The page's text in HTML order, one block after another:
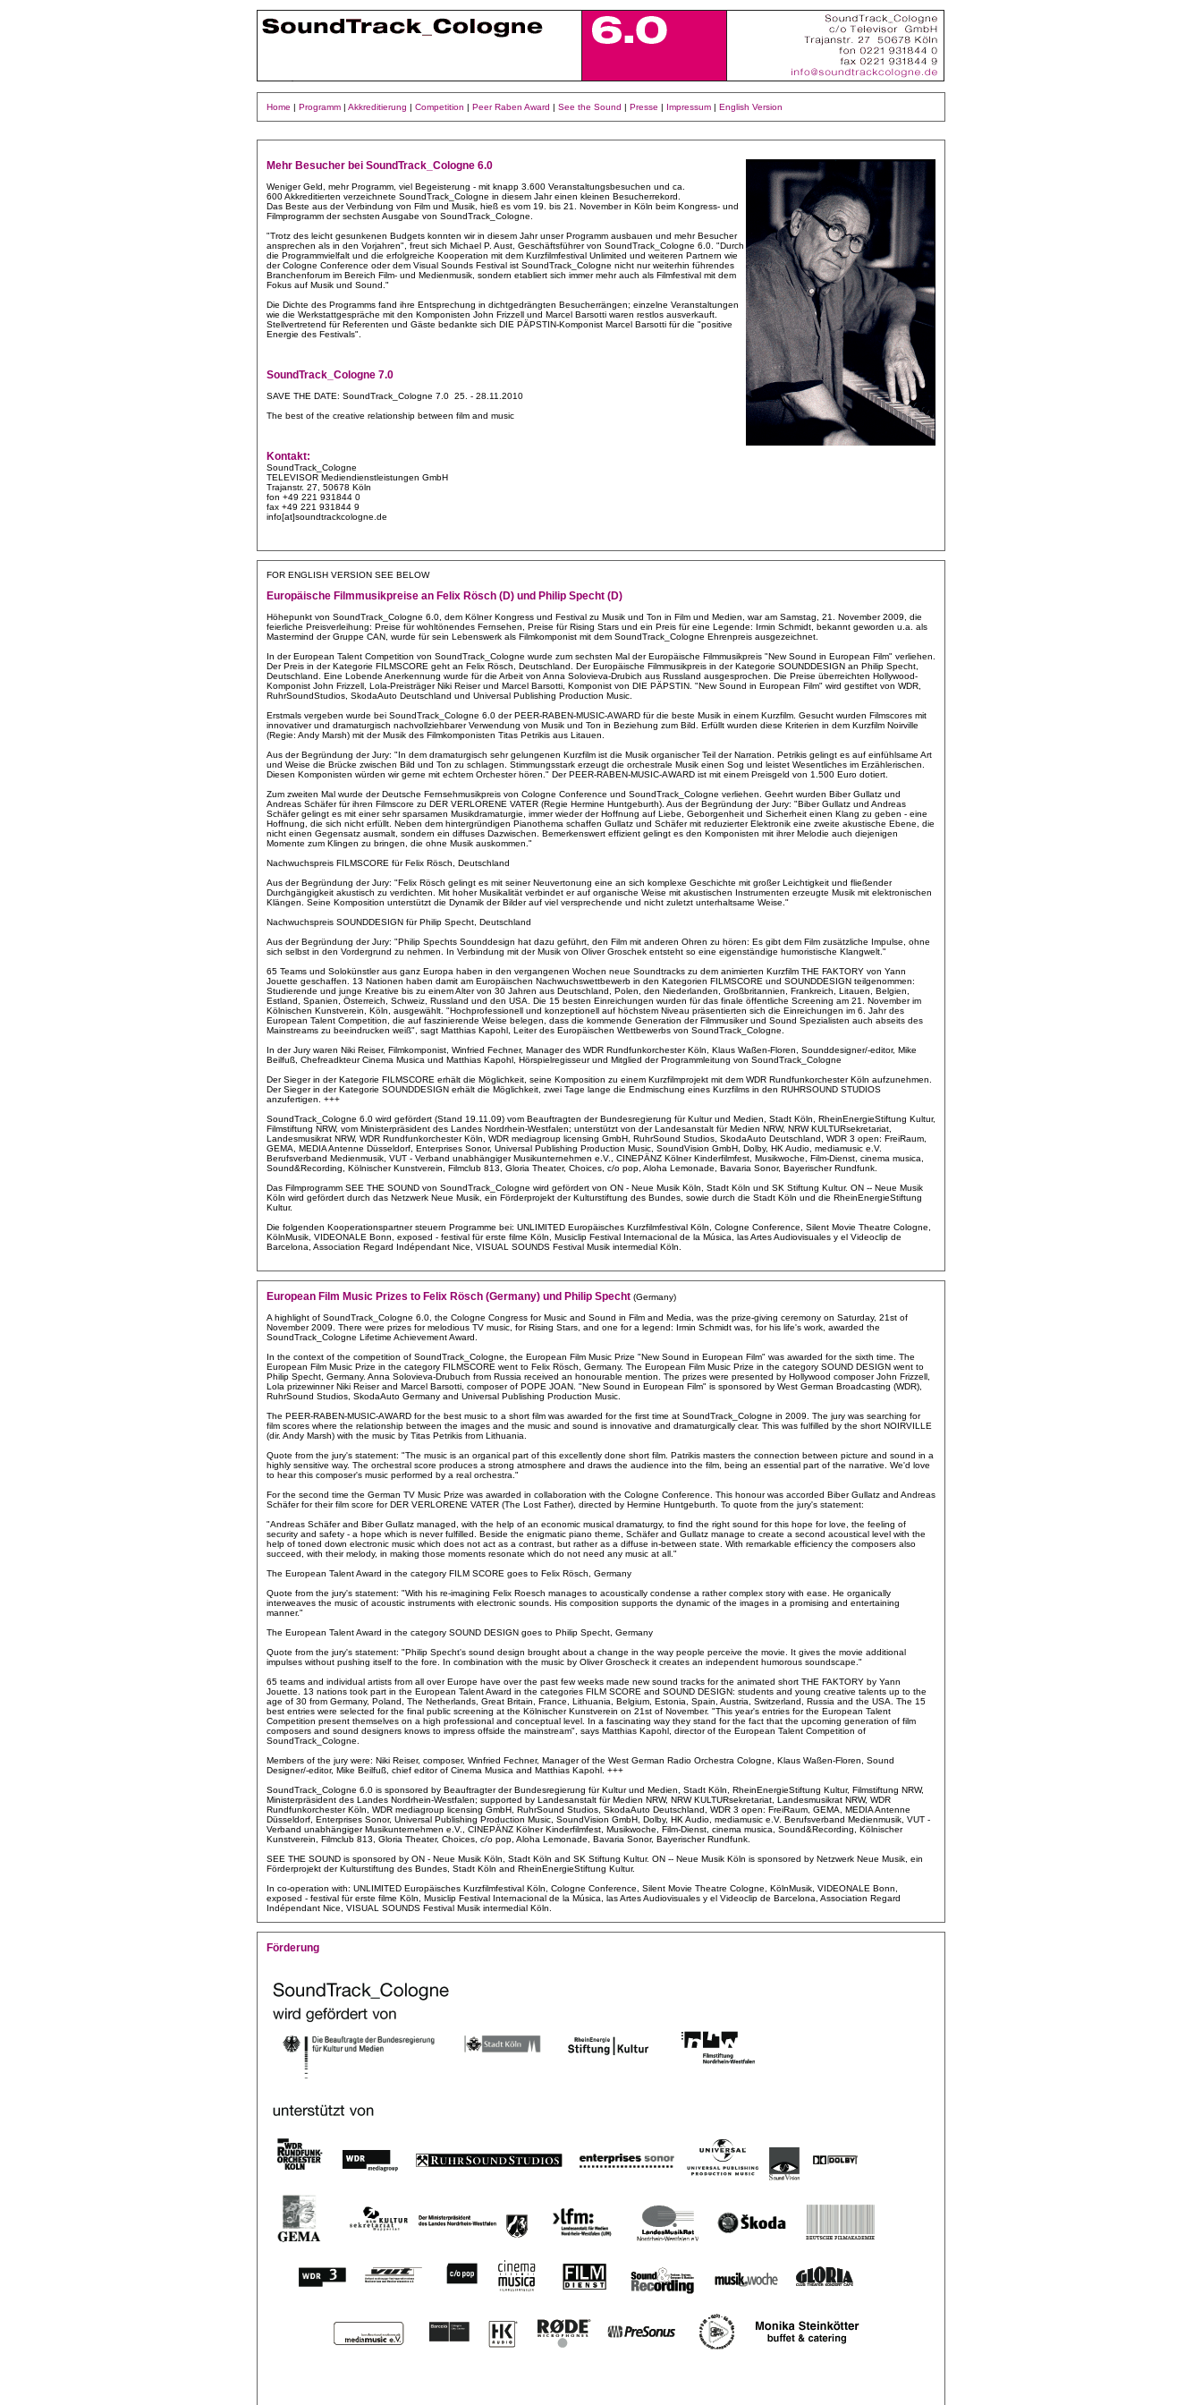
Home | Programm | Akkreditierung | Competition | Peer Raben Award | See the Sound | Presse | Impressum | English Version
Mehr Besucher bei SoundTrack_Cologne 6.0
Weniger Geld, mehr Programm, viel Begeisterung - mit knapp 3.600 Veranstaltungsbesuchen und ca.
600 Akkreditierten verzeichnete SoundTrack_Cologne in diesem Jahr einen kleinen Besucherrekord.
Das Beste aus der Verbindung von Film und Musik, hieß es vom 19. bis 21. November in Köln beim Kongress- und
Filmprogramm der sechsten Ausgabe von SoundTrack_Cologne.
"Trotz des leicht gesunkenen Budgets konnten wir in diesem Jahr unser Programm ausbauen und mehr Besucher
ansprechen als in den Vorjahren", freut sich Michael P. Aust, Geschäftsführer von SoundTrack_Cologne 6.0. "Durch
die Programmvielfalt und die erfolgreiche Kooperation mit dem Kurzfilmfestival Unlimited und weiteren Partnern wie
der Cologne Conference oder dem Visual Sounds Festival ist SoundTrack_Cologne nicht nur weiterhin führendes
Branchenforum im Bereich Film- und Medienmusik, sondern etabliert sich immer mehr auch als Filmfestival mit dem
Fokus auf Musik und Sound."
Die Dichte des Programms fand ihre Entsprechung in dichtgedrängten Besucherrängen; einzelne Veranstaltungen
wie die Werkstattgespräche mit den Komponisten John Frizzell und Marcel Barsotti waren restlos ausverkauft.
Stellvertretend für Referenten und Gäste bedankte sich DIE PÄPSTIN-Komponist Marcel Barsotti für die "positive
Energie des Festivals".
SoundTrack_Cologne 7.0
SAVE THE DATE: SoundTrack_Cologne 7.0 25. - 28.11.2010
The best of the creative relationship between film and music
Kontakt:
SoundTrack_Cologne
TELEVISOR Mediendienstleistungen GmbH
Trajanstr. 27, 50678 Köln
fon +49 221 931844 0
fax +49 221 931844 9
info[at]soundtrackcologne.de
FOR ENGLISH VERSION SEE BELOW
Europäische Filmmusikpreise an Felix Rösch (D) und Philip Specht (D)
Höhepunkt von SoundTrack_Cologne 6.0, dem Kölner Kongress und Festival zu Musik und Ton in Film und Medien, war am Samstag, 21. November 2009, die
feierliche Preisverleihung: Preise für wohltönendes Fernsehen, Preise für Rising Stars und ein Preis für eine Legende: Irmin Schmidt, bekannt geworden u.a. als
Mastermind der Gruppe CAN, wurde für sein Lebenswerk als Filmkomponist mit dem SoundTrack_Cologne Ehrenpreis ausgezeichnet.
In der European Talent Competition von SoundTrack_Cologne wurde zum sechsten Mal der Europäische Filmmusikpreis "New Sound in European Film" verliehen.
Der Preis in der Kategorie FILMSCORE geht an Felix Rösch, Deutschland. Der Europäische Filmmusikpreis in der Kategorie SOUNDDESIGN an Philip Specht,
Deutschland. Eine Lobende Anerkennung wurde für die Arbeit von Anna Solovieva-Drubich aus Russland ausgesprochen. Die Preise überreichten Hollywood-
Komponist John Frizzell, Lola-Preisträger Niki Reiser und Marcel Barsotti, Komponist von DIE PÄPSTIN. "New Sound in European Film" wird gestiftet von WDR,
RuhrSoundStudios, SkodaAuto Deutschland und Universal Publishing Production Music.
Erstmals vergeben wurde bei SoundTrack_Cologne 6.0 der PEER-RABEN-MUSIC-AWARD für die beste Musik in einem Kurzfilm. Gesucht wurden Filmscores mit
innovativer und dramaturgisch nachvollziehbarer Verwendung von Musik und Ton in Beziehung zum Bild. Erfüllt wurden diese Kriterien in dem Kurzfilm Noirville
(Regie: Andy Marsh) mit der Musik des Filmkomponisten Titas Petrikis aus Litauen.
Aus der Begründung der Jury: "In dem dramaturgisch sehr gelungenen Kurzfilm ist die Musik organischer Teil der Narration. Petrikis gelingt es auf einfühlsame Art
und Weise die Brücke zwischen Bild und Ton zu schlagen. Stimmungsstark erzeugt die orchestrale Musik einen Sog und leistet Wesentliches im Erzählerischen.
Diesen Komponisten würden wir gerne mit echtem Orchester hören." Der PEER-RABEN-MUSIC-AWARD ist mit einem Preisgeld von 1.500 Euro dotiert.
Zum zweiten Mal wurde der Deutsche Fernsehmusikpreis von Cologne Conference und SoundTrack_Cologne verliehen. Geehrt wurden Biber Gullatz und
Andreas Schäfer für ihren Filmscore zu DER VERLORENE VATER (Regie Hermine Huntgeburth). Aus der Begründung der Jury: "Biber Gullatz und Andreas
Schäfer gelingt es mit einer sehr sparsamen Musikdramaturgie, immer wieder der Hoffnung auf Liebe, Geborgenheit und Sicherheit einen Klang zu geben - eine
Hoffnung, die sich nicht erfüllt. Neben dem hintergründigen Pianothema schaffen Gullatz und Schäfer mit reduzierter Elektronik eine zweite akustische Ebene, die
nicht einen Gegensatz ausmalt, sondern ein diffuses Dazwischen. Bemerkenswert effizient gelingt es den Komponisten mit ihrer Melodie auch diejenigen
Momente zum Klingen zu bringen, die ohne Musik auskommen."
Nachwuchspreis FILMSCORE für Felix Rösch, Deutschland
Aus der Begründung der Jury: "Felix Rösch gelingt es mit seiner Neuvertonung eine an sich komplexe Geschichte mit großer Leichtigkeit und fließender
Durchgängigkeit akustisch zu verdichten. Mit hoher Musikalität verbindet er auf organische Weise mit akustischen Instrumenten erzeugte Musik mit elektronischen
Klängen. Seine Komposition unterstützt die Dynamik der Bilder auf viel versprechende und nicht zuletzt unterhaltsame Weise."
Nachwuchspreis SOUNDDESIGN für Philip Specht, Deutschland
Aus der Begründung der Jury: "Philip Spechts Sounddesign hat dazu geführt, den Film mit anderen Ohren zu hören: Es gibt dem Film zusätzliche Impulse, ohne
sich selbst in den Vordergrund zu nehmen. In Verbindung mit der Musik von Oliver Groschek entsteht so eine eigenständige humoristische Klangwelt."
65 Teams und Solokünstler aus ganz Europa haben in den vergangenen Wochen neue Soundtracks zu dem animierten Kurzfilm THE FAKTORY von Yann
Jouette geschaffen. 13 Nationen haben damit am Europäischen Nachwuchswettbewerb in den Kategorien FILMSCORE und SOUNDDESIGN teilgenommen:
Studierende und junge Kreative bis zu einem Alter von 30 Jahren aus Deutschland, Polen, den Niederlanden, Großbritannien, Frankreich, Litauen, Belgien,
Estland, Spanien, Österreich, Schweiz, Russland und den USA. Die 15 besten Einreichungen wurden für das finale öffentliche Screening am 21. November im
Kölnischen Kunstverein, Köln, ausgewählt. "Hochprofessionell und konzeptionell auf höchstem Niveau präsentierten sich die Einreichungen im 6. Jahr des
European Talent Competition, die auf faszinierende Weise belegen, dass die kommende Generation der Filmmusiker und Sound Spezialisten auch abseits des
Mainstreams zu beeindrucken weiß", sagt Matthias Kapohl, Leiter des Europäischen Wettbewerbs von SoundTrack_Cologne.
In der Jury waren Niki Reiser, Filmkomponist, Winfried Fechner, Manager des WDR Rundfunkorchester Köln, Klaus Waßen-Floren, Sounddesigner/-editor, Mike
Beilfuß, Chefreadkteur Cinema Musica und Matthias Kapohl, Hörspielregisseur und Mitglied der Programmleitung von SoundTrack_Cologne
Der Sieger in der Kategorie FILMSCORE erhält die Möglichkeit, seine Komposition zu einem Kurzfilmprojekt mit dem WDR Rundfunkorchester Köln aufzunehmen.
Der Sieger in der Kategorie SOUNDDESIGN erhält die Möglichkeit, zwei Tage lange die Endmischung eines Kurzfilms in den RUHRSOUND STUDIOS
anzufertigen. +++
SoundTrack_Cologne 6.0 wird gefördert (Stand 19.11.09) vom Beauftragten der Bundesregierung für Kultur und Medien, Stadt Köln, RheinEnergieStiftung Kultur,
Filmstiftung NRW, vom Ministerpräsident des Landes Nordrhein-Westfalen; unterstützt von der Landesanstalt für Medien NRW, NRW KULTURsekretariat,
Landesmusikrat NRW, WDR Rundfunkorchester Köln, WDR mediagroup licensing GmbH, RuhrSound Studios, SkodaAuto Deutschland, WDR 3 open: FreiRaum,
GEMA, MEDIA Antenne Düsseldorf, Enterprises Sonor, Universal Publishing Production Music, SoundVision GmbH, Dolby, HK Audio, mediamusic e.V.
Berufsverband Medienmusik, VUT - Verband unabhängiger Musikunternehmen e.V., CINEPÄNZ Kölner Kinderfilmfest, Musikwoche, Film-Dienst, cinema musica,
Sound&Recording, Kölnischer Kunstverein, Filmclub 813, Gloria Theater, Choices, c/o pop, Aloha Lemonade, Bavaria Sonor, Bayerischer Rundfunk.
Das Filmprogramm SEE THE SOUND von SoundTrack_Cologne wird gefördert von ON - Neue Musik Köln, Stadt Köln und SK Stiftung Kultur. ON -- Neue Musik
Köln wird gefördert durch das Netzwerk Neue Musik, ein Förderprojekt der Kulturstiftung des Bundes, sowie durch die Stadt Köln und die RheinEnergieStiftung
Kultur.
Die folgenden Kooperationspartner steuern Programme bei: UNLIMITED Europäisches Kurzfilmfestival Köln, Cologne Conference, Silent Movie Theatre Cologne,
KölnMusik, VIDEONALE Bonn, exposed - festival für erste filme Köln, Musiclip Festival Internacional de la Música, las Artes Audiovisuales y el Videoclip de
Barcelona, Association Regard Indépendant Nice, VISUAL SOUNDS Festival Musik intermedial Köln.
European Film Music Prizes to Felix Rösch (Germany) und Philip Specht (Germany)
A highlight of SoundTrack_Cologne 6.0, the Cologne Congress for Music and Sound in Film and Media, was the prize-giving ceremony on Saturday, 21st of
November 2009. There were prizes for melodious TV music, for Rising Stars, and one for a legend: Irmin Schmidt was, for his life's work, awarded the
SoundTrack_Cologne Lifetime Achievement Award.
In the context of the competition of SoundTrack_Cologne, the European Film Music Prize "New Sound in European Film" was awarded for the sixth time. The
European Film Music Prize in the category FILMSCORE went to Felix Rösch, Germany. The European Film Music Prize in the category SOUND DESIGN went to
Philip Specht, Germany. Anna Solovieva-Drubuch from Russia received an honourable mention. The prizes were presented by Hollywood composer John Frizzell,
Lola prizewinner Niki Reiser and Marcel Barsotti, composer of POPE JOAN. "New Sound in European Film" is sponsored by West German Broadcasting (WDR),
RuhrSound Studios, SkodaAuto Germany and Universal Publishing Production Music.
The PEER-RABEN-MUSIC-AWARD for the best music to a short film was awarded for the first time at SoundTrack_Cologne in 2009. The jury was searching for
film scores where the relationship between the images and the music and sound is innovative and dramaturgically clear. This was fulfilled by the short NOIRVILLE
(dir. Andy Marsh) with the music by Titas Petrikis from Lithuania.
Quote from the jury's statement: "The music is an organical part of this excellently done short film. Patrikis masters the connection between picture and sound in a
highly sensitive way. The orchestral score produces a strong atmosphere and draws the audience into the film, being an essential part of the narrative. We'd love
to hear this composer's music performed by a real orchestra."
For the second time the German TV Music Prize was awarded in collaboration with the Cologne Conference. This honour was accorded Biber Gullatz and Andreas
Schäfer for their film score for DER VERLORENE VATER (The Lost Father), directed by Hermine Huntgeburth. To quote from the jury's statement:
"Andreas Schäfer and Biber Gullatz managed, with the help of an economic musical dramaturgy, to find the right sound for this hope for love, the feeling of
security and safety - a hope which is never fulfilled. Beside the enigmatic piano theme, Schäfer and Gullatz manage to create a second acoustical level with the
help of toned down electronic music which does not act as a contrast, but rather as a diffuse in-between state. With remarkable efficiency the composers also
succeed, with their melody, in making those moments resonate which do not need any music at all."
The European Talent Award in the category FILM SCORE goes to Felix Rösch, Germany
Quote from the jury's statement: "With his re-imagining Felix Roesch manages to acoustically condense a rather complex story with ease. He organically
interweaves the music of acoustic instruments with electronic sounds. His composition supports the dynamic of the images in a promising and entertaining
manner."
The European Talent Award in the category SOUND DESIGN goes to Philip Specht, Germany
Quote from the jury's statement: "Philip Specht's sound design brought about a change in the way people perceive the movie. It gives the movie additional
impulses without pushing itself to the fore. In combination with the music by Oliver Groscheck it creates an independent humorous soundscape."
65 teams and individual artists from all over Europe have over the past few weeks made new sound tracks for the animated short THE FAKTORY by Yann
Jouette. 13 nations took part in the European Talent Award in the categories FILM SCORE and SOUND DESIGN: students and young creative talents up to the
age of 30 from Germany, Poland, The Netherlands, Great Britain, France, Lithuania, Belgium, Estonia, Spain, Austria, Switzerland, Russia and the USA. The 15
best entries were selected for the final public screening at the Kölnischer Kunstverein on 21st of November. "This year's entries for the European Talent
Competition present themselves on a high professional and conceptual level. In a fascinating way they stand for the fact that the upcoming generation of film
composers and sound designers knows to impress offside the mainstream", says Matthias Kapohl, director of the European Talent Competition of
SoundTrack_Cologne.
Members of the jury were: Niki Reiser, composer, Winfried Fechner, Manager of the West German Radio Orchestra Cologne, Klaus Waßen-Floren, Sound
Designer/-editor, Mike Beilfuß, chief editor of Cinema Musica and Matthias Kapohl. +++
SoundTrack_Cologne 6.0 is sponsored by Beauftragter der Bundesregierung für Kultur und Medien, Stadt Köln, RheinEnergieStiftung Kultur, Filmstiftung NRW,
Ministerpräsident des Landes Nordrhein-Westfalen; supported by Landesanstalt für Medien NRW, NRW KULTURsekretariat, Landesmusikrat NRW, WDR
Rundfunkorchester Köln, WDR mediagroup licensing GmbH, RuhrSound Studios, SkodaAuto Deutschland, WDR 3 open: FreiRaum, GEMA, MEDIA Antenne
Düsseldorf, Enterprises Sonor, Universal Publishing Production Music, SoundVision GmbH, Dolby, HK Audio, mediamusic e.V. Berufsverband Medienmusik, VUT -
Verband unabhängiger Musikunternehmen e.V., CINEPÄNZ Kölner Kinderfilmfest, Musikwoche, Film-Dienst, cinema musica, Sound&Recording, Kölnischer
Kunstverein, Filmclub 813, Gloria Theater, Choices, c/o pop, Aloha Lemonade, Bavaria Sonor, Bayerischer Rundfunk.
SEE THE SOUND is sponsored by ON - Neue Musik Köln, Stadt Köln and SK Stiftung Kultur. ON -- Neue Musik Köln is sponsored by Netzwerk Neue Musik, ein
Förderprojekt der Kulturstiftung des Bundes, Stadt Köln and RheinEnergieStiftung Kultur.
In co-operation with: UNLIMITED Europäisches Kurzfilmfestival Köln, Cologne Conference, Silent Movie Theatre Cologne, KölnMusik, VIDEONALE Bonn,
exposed - festival für erste filme Köln, Musiclip Festival Internacional de la Música, las Artes Audiovisuales y el Videoclip de Barcelona, Association Regard
Indépendant Nice, VISUAL SOUNDS Festival Musik intermedial Köln.
Förderung